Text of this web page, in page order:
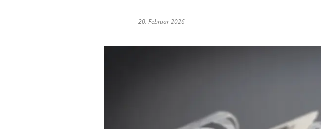
20. Februar 2026